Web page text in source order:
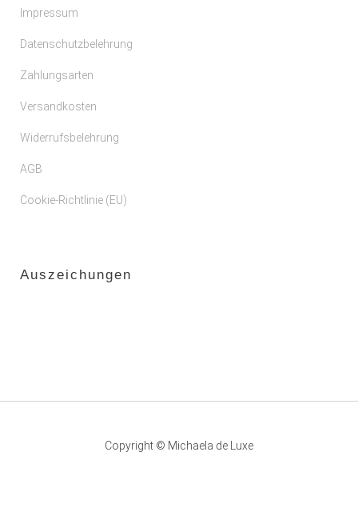
Impressum
Datenschutzbelehrung
Zahlungsarten
Versandkosten
Widerrufsbelehrung
AGB
Cookie-Richtlinie (EU)
Auszeichungen
Copyright © Michaela de Luxe